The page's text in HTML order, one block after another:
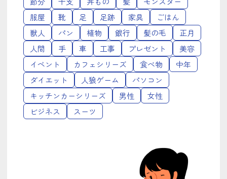
服屋
靴 足 足跡 家具
ごはん
獣人
パン 植物 銀行 髪の毛
正月
人間
手 車 工事 プレゼント
美容
イベント
カフェシリーズ 食べ物
中年
ダイエット
人狼ゲーム
パソコン
キッチンカーシリーズ
男性
女性
ビジネス
スーツ